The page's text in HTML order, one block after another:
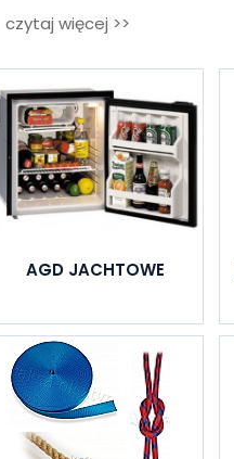
czytaj więcej >>
AGD JACHTOWE